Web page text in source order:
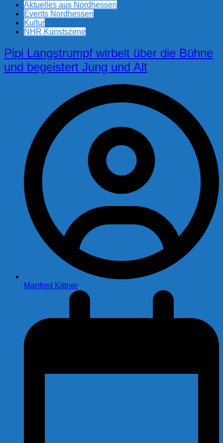
Aktuelles aus Nordhessen
Events Nordhessen
Kultur
NHR Kunstszene
Pipi Langstrumpf wirbelt über die Bühne
und begeistert Jung und Alt
Manfred Kittner